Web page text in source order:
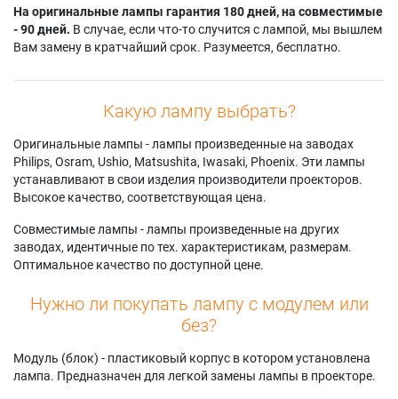
На оригинальные лампы гарантия 180 дней, на совместимые
- 90 дней. В случае, если что-то случится с лампой, мы вышлем
Вам замену в кратчайший срок. Разумеется, бесплатно.
Какую лампу выбрать?
Оригинальные лампы - лампы произведенные на заводах
Philips, Osram, Ushio, Matsushita, Iwasaki, Phoenix. Эти лампы
устанавливают в свои изделия производители проекторов.
Высокое качество, соответствующая цена.
Совместимые лампы - лампы произведенные на других
заводах, идентичные по тех. характеристикам, размерам.
Оптимальное качество по доступной цене.
Нужно ли покупать лампу с модулем или
без?
Модуль (блок) - пластиковый корпус в котором установлена
лампа. Предназначен для легкой замены лампы в проекторе.